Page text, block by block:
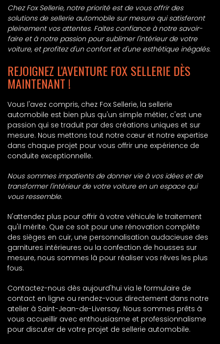
Chez Fox Sellerie, notre priorité est de vous offrir des
solutions de sellerie automobile sur mesure qui satisferont
pleinement vos attentes. Faites confiance à notre savoir-
faire et à notre passion pour sublimer l'intérieur de votre
voiture, et profitez d'un confort et d'une esthétique inégalés.
REJOIGNEZ L'AVENTURE FOX SELLERIE DÈS
MAINTENANT !
Vous l'avez compris, chez Fox Sellerie, la sellerie
automobile est bien plus qu'un simple métier, c'est une
passion qui se traduit par des créations uniques et sur
mesure. Nous mettons tout notre cœur et notre expertise
dans chaque projet pour vous offrir une expérience de
conduite exceptionnelle.
Nous sommes impatients de donner vie à vos idées et de
transformer l'intérieur de votre voiture en un espace qui
vous ressemble.
N'attendez plus pour offrir à votre véhicule le traitement
qu'il mérite. Que ce soit pour une rénovation complète
des sièges en cuir, une personnalisation audacieuse des
garnitures intérieures ou la confection de housses sur
mesure, nous sommes là pour réaliser vos rêves les plus
fous.
Contactez-nous dès aujourd'hui via le formulaire de
contact en ligne ou rendez-vous directement dans notre
atelier à Saint-Jean-de-Liversay. Nous sommes prêts à
vous accueillir avec enthousiasme et professionnalisme
pour discuter de votre projet de sellerie automobile.